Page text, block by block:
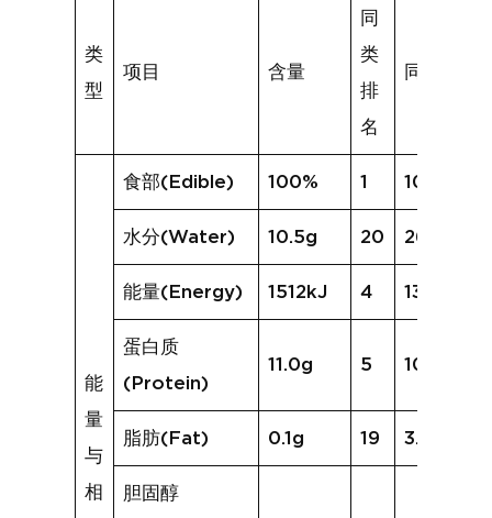
类
型
项目 含量
同
类
排
名
同类均值
能
量
与
相
食部(Edible) 100% 1 100%
水分(Water) 10.5g 20 26.6g
能量(Energy) 1512kJ 4 1310kJ
蛋白质
(Protein)
11.0g 5 10.3g
脂肪(Fat) 0.1g 19 3.9g
胆固醇